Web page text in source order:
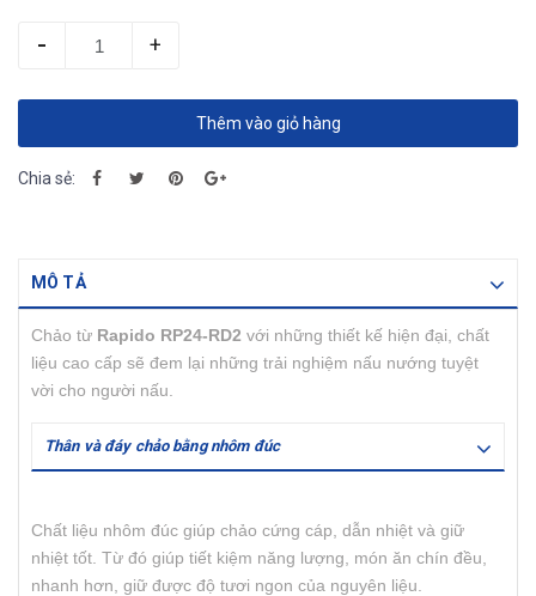
- +
Thêm vào giỏ hàng
Chia sẻ:
MÔ TẢ
Chảo từ Rapido RP24-RD2 với những thiết kế hiện đại, chất
liệu cao cấp sẽ đem lại những trải nghiệm nấu nướng tuyệt
vời cho người nấu.
Thân và đáy chảo bằng nhôm đúc
Chất liệu nhôm đúc giúp chảo cứng cáp, dẫn nhiệt và giữ
nhiệt tốt. Từ đó giúp tiết kiệm năng lượng, món ăn chín đều,
nhanh hơn, giữ được độ tươi ngon của nguyên liệu.